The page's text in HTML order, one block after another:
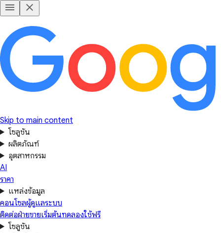
Skip to main content
โซลูชัน
ผลิตภัณฑ์
อุตสาหกรรม
AI
ราคา
แหล่งข้อมูล
คอนโซลผู้ดูแลระบบ
ติดต่อฝ่ายขายเริ่มต้นทดลองใช้ฟรี
โซลูชัน